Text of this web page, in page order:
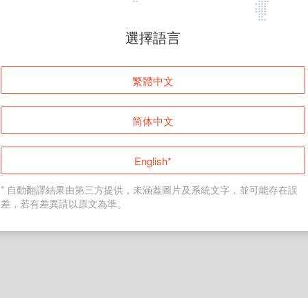
頁面無法顯示
登入
返回首頁
選擇語言
繁體中文
简体中文
English*
* 自動翻譯結果由第三方提供，未涵蓋圖片及系統文字，並可能存在誤
差，若有差異請以原文為準。